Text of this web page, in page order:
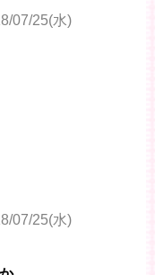
07/25(水)
07/25(水)